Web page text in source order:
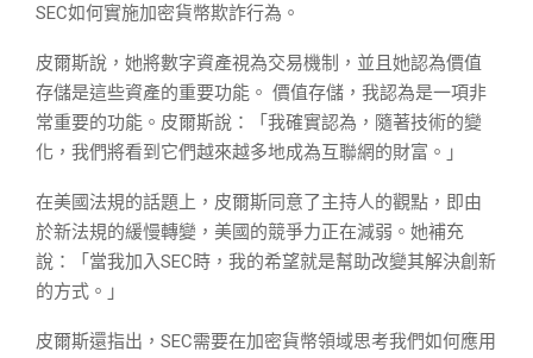
SEC如何實施加密貨幣欺詐行為。
皮爾斯說，她將數字資產視為交易機制，並且她認為價值
存儲是這些資產的重要功能。 價值存儲，我認為是一項非
常重要的功能。皮爾斯說：「我確實認為，隨著技術的變
化，我們將看到它們越來越多地成為互聯網的財富。」
在美國法規的話題上，皮爾斯同意了主持人的觀點，即由
於新法規的緩慢轉變，美國的競爭力正在減弱。她補充
說：「當我加入SEC時，我的希望就是幫助改變其解決創新
的方式。」
皮爾斯還指出，SEC需要在加密貨幣領域思考我們如何應用